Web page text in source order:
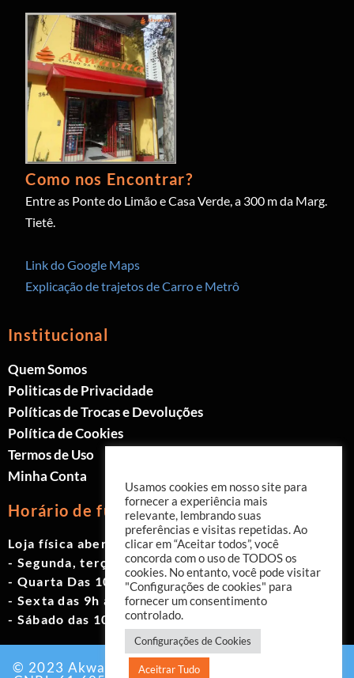
Como nos Encontrar?
Entre as Ponte do Limão e Casa Verde, a 300 m da Marg.
Tietê.
Link do Google Maps
Explicação de trajetos de Carro e Metrô
Institucional
Quem Somos
Politicas de Privacidade
Políticas de Trocas e Devoluções
Política de Cookies
Termos de Uso
Minha Conta
Horário de funcionamento
Loja física aberta de Segunda à Sábado.
- Segunda, terça e quinta das 9h às 19h
- Quarta Das 10h às 18h
- Sexta das 9h às 18h
- Sábado das 10h às 17h
© 2023 Akwavita - Todos os direitos reservados.
Usamos cookies em nosso site para
fornecer a experiência mais
relevante, lembrando suas
preferências e visitas repetidas. Ao
clicar em “Aceitar todos”, você
concorda com o uso de TODOS os
cookies. No entanto, você pode visitar
"Configurações de cookies" para
fornecer um consentimento
controlado.
Configurações de Cookies
Aceitrar Tudo